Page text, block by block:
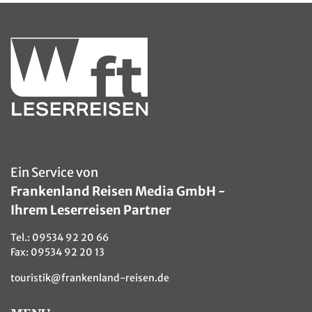
Holland - Kinder im Tulpenfeld
Ein Service von
Frankenland Reisen Media GmbH -
Ihrem Leserreisen Partner
Tel.: 09534 92 20 66
Fax: 09534 92 20 13
touristik@frankenland-reisen.de